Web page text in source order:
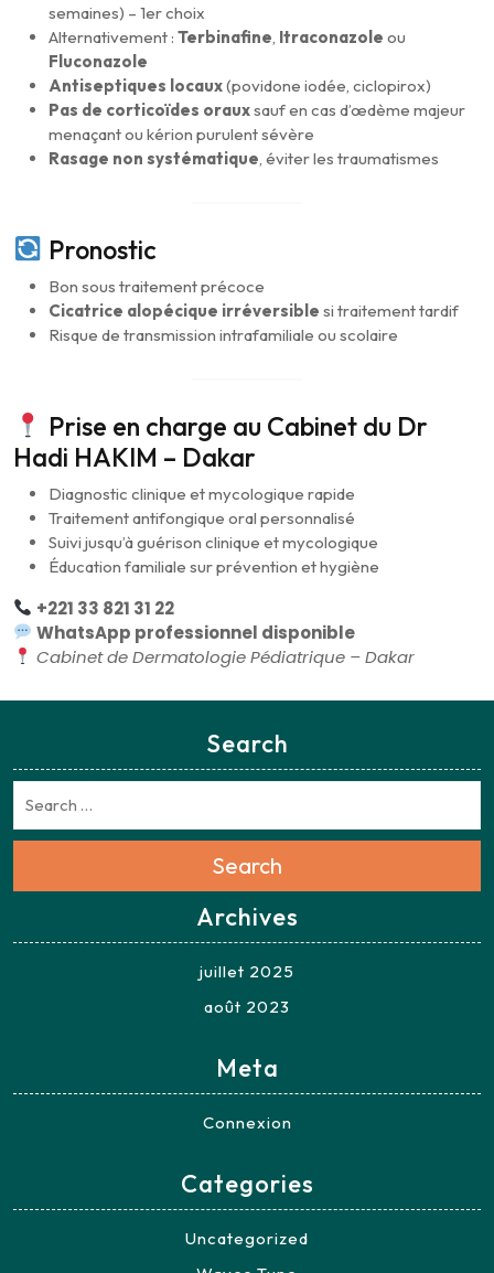
semaines) – 1er choix
Alternativement : Terbinafine Itraconazole ou
Fluconazole
Antiseptiques locaux(povidone iodée, ciclopirox)
Pas de corticoïdes orauxsauf en cas d’œdème majeur
menaçant ou kérion purulent sévère
Rasage non systématique , éviter les traumatismes
Pronostic
Bon sous traitement précoce
Cicatrice alopécique irréversible si traitement tardif
Risque de transmission intrafamiliale ou scolaire
Prise en charge au Cabinet du Dr
Hadi HAKIM – Dakar
Diagnostic clinique et mycologique rapide
Traitement antifongique oral personnalisé
Suivi jusqu’à guérison clinique et mycologique
Éducation familiale sur prévention et hygiène
+221 33 821 31 22
WhatsApp professionnel disponible
Cabinet de Dermatologie Pédiatrique – Dakar
Search
Search
Archives
juillet 2025
août 2023
Meta
Connexion
Categories
Uncategorized